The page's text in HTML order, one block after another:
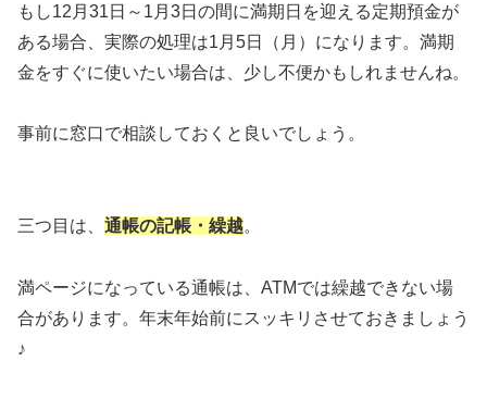
もし12月31日～1月3日の間に満期日を迎える定期預金が
ある場合、実際の処理は1月5日（月）になります。満期
金をすぐに使いたい場合は、少し不便かもしれませんね。
事前に窓口で相談しておくと良いでしょう。
三つ目は、 通帳の記帳・繰越。
満ページになっている通帳は、ATMでは繰越できない場
合があります。年末年始前にスッキリさせておきましょう
♪